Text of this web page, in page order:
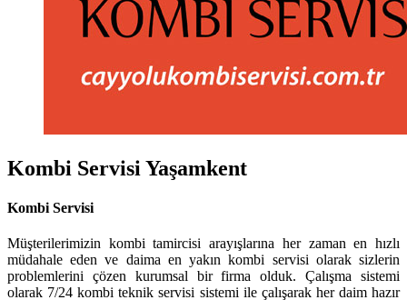
Kombi Servisi Yaşamkent
Kombi Servisi
Müşterilerimizin kombi tamircisi arayışlarına her zaman en hızlı
müdahale eden ve daima en yakın kombi servisi olarak sizlerin
problemlerini çözen kurumsal bir firma olduk. Çalışma sistemi
olarak 7/24 kombi teknik servisi sistemi ile çalışarak her daim hazır